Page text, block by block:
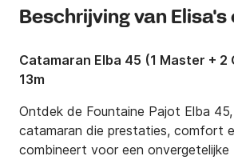
Beschrijving van
Catamaran Elba 45 (1 Master + 2
13m
Ontdek de Fountaine Pajot Elba 45,
catamaran die prestaties, comfort
combineert voor een onvergetelijke